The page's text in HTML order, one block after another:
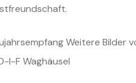
Weitere Bilder
I-F Waghäusel